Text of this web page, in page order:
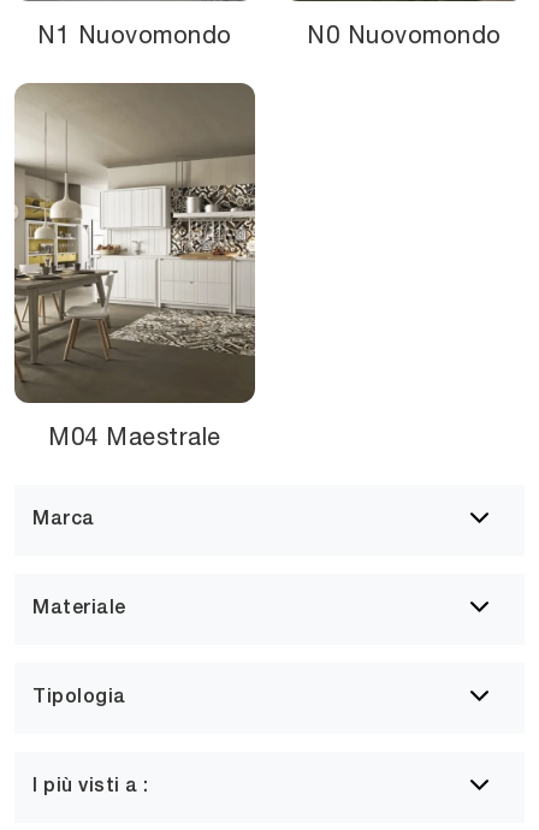
Marca
Materiale
Tipologia
I più visti a :
N1 Nuovomondo N0 Nuovomondo
M04 Maestrale